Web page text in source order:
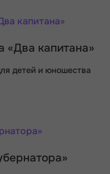
«Два капитана»
детей и юношества